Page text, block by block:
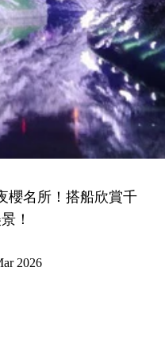
櫻名所！搭船欣賞千
！
2026